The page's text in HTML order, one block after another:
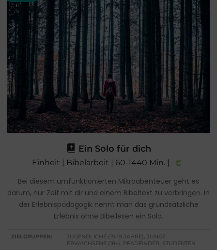
Ein Solo für dich
Einheit | Bibelarbeit | 60-1440 Min. |
Bei diesem umfunktionierten Mikroabenteuer geht es
darum, nur Zeit mit dir und einem Bibeltext zu verbringen. In
der Erlebnispädagogik nennt man das grundsätzliche
Erlebnis ohne Bibellesen ein Solo.
ZIELGRUPPEN:
JUGENDLICHE (15-19 JAHRE), JUNGE
ERWACHSENE (18+), PFADFINDER, STUDENTEN